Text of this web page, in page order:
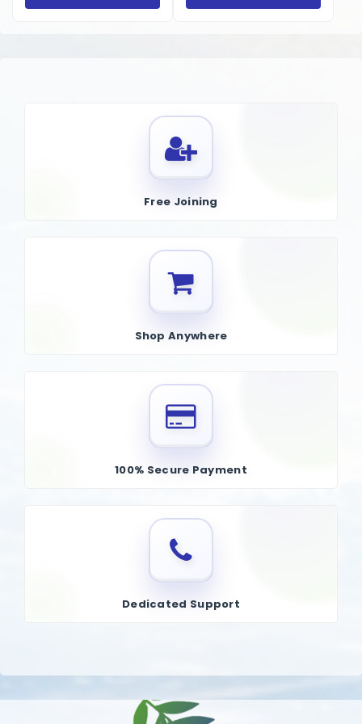
healthcare professional.
করে। এটি সাধারণত প্রাকৃতিক ভেষজ এবং উপাদানের মিশ্রণ থেকে তৈরি করা হয় যা
ঐতিহ্যগতভাবে কিডনিতে পাথর ভাঙতে এবং বের করে দিতে, সেইসাথে মূত্রনালীর
স্বাস্থ্য বজায় রাখতে ব্যবহৃত হয়ে আসছে।
এই সূত্রটি সংক্রমণ প্রতিরোধ করে এবং প্রদাহ
কমিয়ে মূত্রনালীর সুস্থতা বজায় রাখতে সাহায্য করে।
কিছু উপাদান মূত্রনালীর মধ্য দিয়ে যাওয়ার সময় কিডনিতে
পাথরের সাথে সম্পর্কিত ব্যথা এবং অস্বস্তি কমাতে পারে।
অন্যান্য যৌগ জমা কমিয়ে কিডনিতে পাথরের পুনরাবৃত্তি রোধ করতে সাহায্য করতে
টক্সিন এবং বর্জ্য পদার্থ বের করে দিতে সাহায্য করে, কিডনির
কার্যকারিতা এবং সামগ্রিক স্বাস্থ্যের উন্নতি করে।
পুনর্নব, গোখরু, বরুণ, মার্শম্যালো রুট, পাষাণভেদ, পলাশ, কাতুকি,
ক্যাপসুলটি সকালে ১টি, সন্ধ্যায় ১টি প্রচুর পরিমাণে জলের সাথে
प्रोक्रिएटिव किडनी स्टोन क्लियर कैप्सूल
यह एक आहार अनुपूरक है, जिसे किडनी के स्वास्थ्य को बनाए रखने और किडनी
प्राकृतिक जड़ी-बूटियों और अवयवों का मिश्रण होता है, जो पारंपरिक रूप से
लाभ
किडनी स्टोन को घोलने में सहायक
: कुछ घटक पथरी को तोड़ने में मदद करते
Free Joining
Shop Anywhere
100% Secure Payment
Dedicated Support